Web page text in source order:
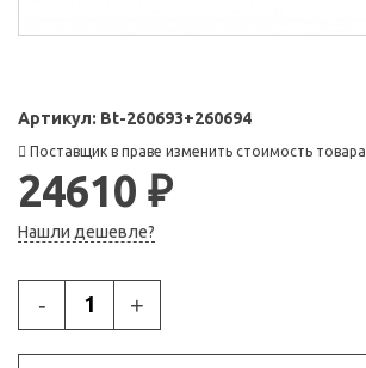
Артикул: Bt-260693+260694
Поставщик в праве изменить стоимость товара
24610 ₽
Нашли дешевле?
- +